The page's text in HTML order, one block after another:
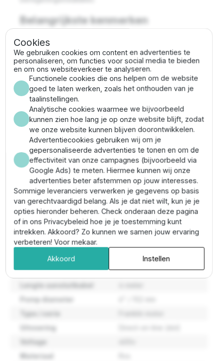
Belangrijkste kenmerken
Vermogen: 18,5 kW / 25 pk
Spanning: 400V (3-fase)
Geschikt voor 6” bronpompen
Uitvoering: DOL (Direct-On-Line)
Hoge bedrijfszekerheid en lange levensduur
Onderhoudsarm ontwerp
Corrosiebestendige materialen
Toepassingen
Grondwaterwinning
Beregeningssystemen (landbouw en tuinbouw)
Industriële waterinstallaties
Drinkwater- en drukverhogingssystemen
Eigenschappen
Beveiligingsklasse
Ip 68
Bron diameter
160 / 200 mm
Frequentiebesturing
mogelijk
Lengte aansluitkabel
Pomp diameter
Type / serie
Uitvoering
Voltage
Materiaal
Cookies
We gebruiken cookies om content en advertenties te
personaliseren, om functies voor social media te bieden
en om ons websiteverkeer te analyseren.
Functionele cookies die ons helpen om de website
goed te laten werken, zoals het onthouden van je
taalinstellingen.
Analytische cookies waarmee we bijvoorbeeld
kunnen zien hoe lang je op onze website blijft, zodat
we onze website kunnen blijven doorontwikkelen.
Advertentiecookies gebruiken wij om je
gepersonaliseerde advertenties te tonen en om de
effectiviteit van onze campagnes (bijvoorbeeld via
Google Ads) te meten. Hiermee kunnen wij onze
advertenties beter afstemmen op jouw interesses.
Sommige leveranciers verwerken je gegevens op basis
van gerechtvaardigd belang. Als je dat niet wilt, kun je je
opties hieronder beheren. Check onderaan deze pagina
of in ons Privacybeleid hoe je je toestemming kunt
intrekken. Akkoord? Zo kunnen we samen jouw ervaring
verbeteren! Voor mekaar.
Akkoord
Instellen